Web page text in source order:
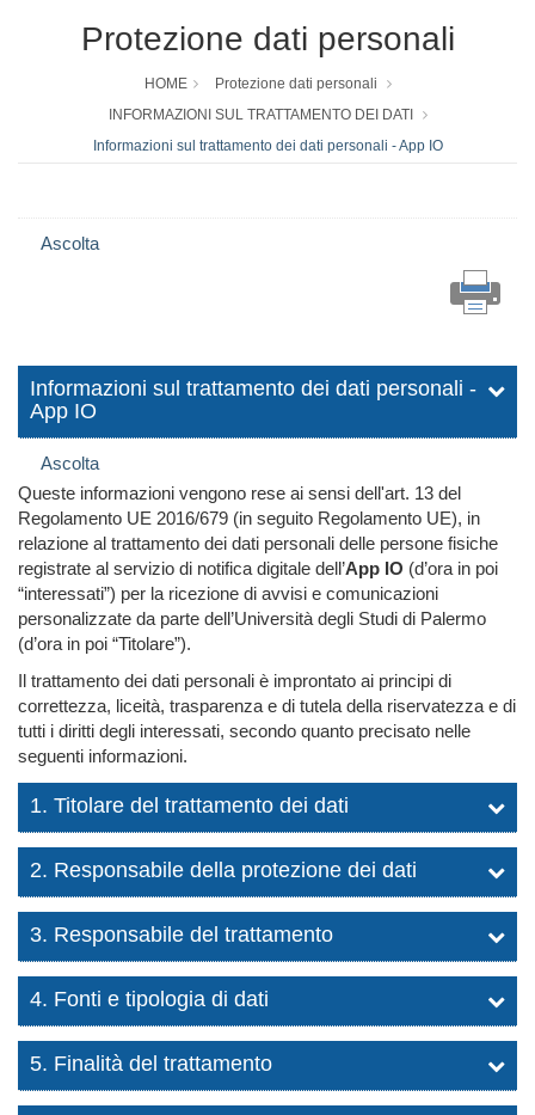
Protezione dati personali
HOME
Protezione dati personali
INFORMAZIONI SUL TRATTAMENTO DEI DATI
Informazioni sul trattamento dei dati personali - App IO
Ascolta
Informazioni sul trattamento dei dati personali -
App IO
Ascolta
Queste informazioni vengono rese ai sensi dell'art. 13 del
Regolamento UE 2016/679 (in seguito Regolamento UE), in
relazione al trattamento dei dati personali delle persone fisiche
registrate al servizio di notifica digitale dell’App IO (d’ora in poi
“interessati”) per la ricezione di avvisi e comunicazioni
personalizzate da parte dell’Università degli Studi di Palermo
(d’ora in poi “Titolare”).
Il trattamento dei dati personali è improntato ai principi di
correttezza, liceità, trasparenza e di tutela della riservatezza e di
tutti i diritti degli interessati, secondo quanto precisato nelle
seguenti informazioni.
1. Titolare del trattamento dei dati
2. Responsabile della protezione dei dati
3. Responsabile del trattamento
4. Fonti e tipologia di dati
5. Finalità del trattamento